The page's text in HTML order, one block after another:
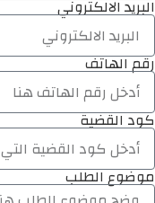
البريد الالكتروني
رقم الهاتف
كود القضية
موضوع الطلب